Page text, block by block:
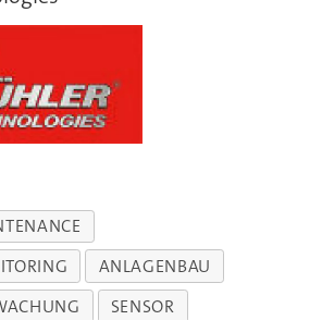
ANLAGENBAU
SENSOR